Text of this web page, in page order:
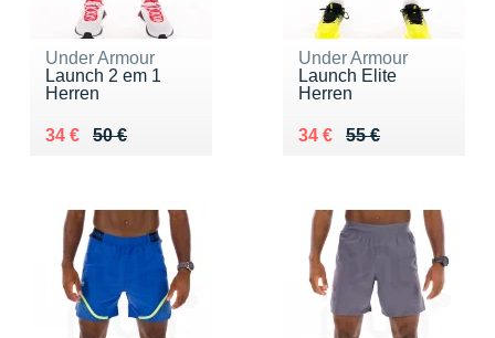
Under Armour
Launch 2 em 1
Herren
50 €
Au lieu de 50 €
34 €
Vendu 34 €
Under Armour
Launch Elite
Herren
55 €
Au lieu de 55 €
34 €
Vendu 34 €